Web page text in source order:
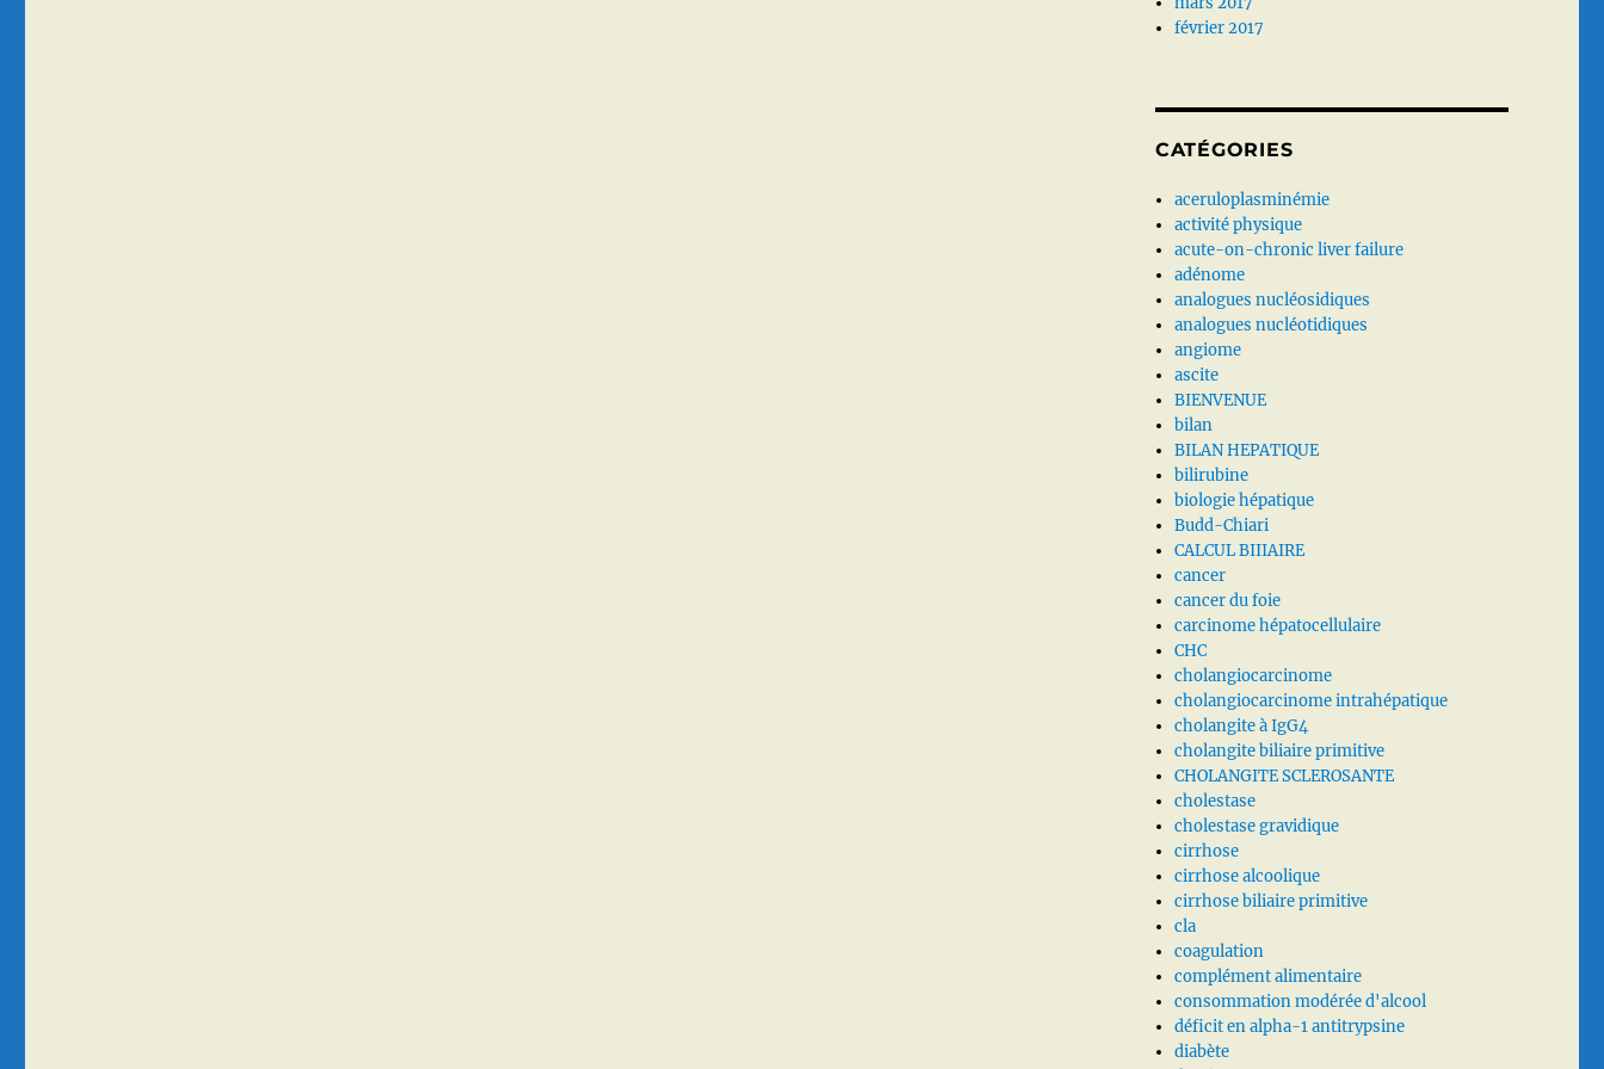
février 2017
CATÉGORIES
aceruloplasminémie
activité physique
acute-on-chronic liver failure
adénome
analogues nucléosidiques
analogues nucléotidiques
angiome
ascite
BIENVENUE
bilan
BILAN HEPATIQUE
bilirubine
biologie hépatique
Budd-Chiari
CALCUL BIIIAIRE
cancer
cancer du foie
carcinome hépatocellulaire
CHC
cholangiocarcinome
cholangiocarcinome intrahépatique
cholangite à IgG4
cholangite biliaire primitive
CHOLANGITE SCLEROSANTE
cholestase
cholestase gravidique
cirrhose
cirrhose alcoolique
cirrhose biliaire primitive
cla
coagulation
complément alimentaire
consommation modérée d'alcool
déficit en alpha-1 antitrypsine
diabète